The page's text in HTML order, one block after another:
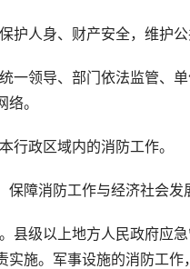
人身、财产安全，维护公
领导、部门依法监管、
。
政区域内的消防工作。
障消防工作与经济社会发
级以上地方人民政府应
施。军事设施的消防工作